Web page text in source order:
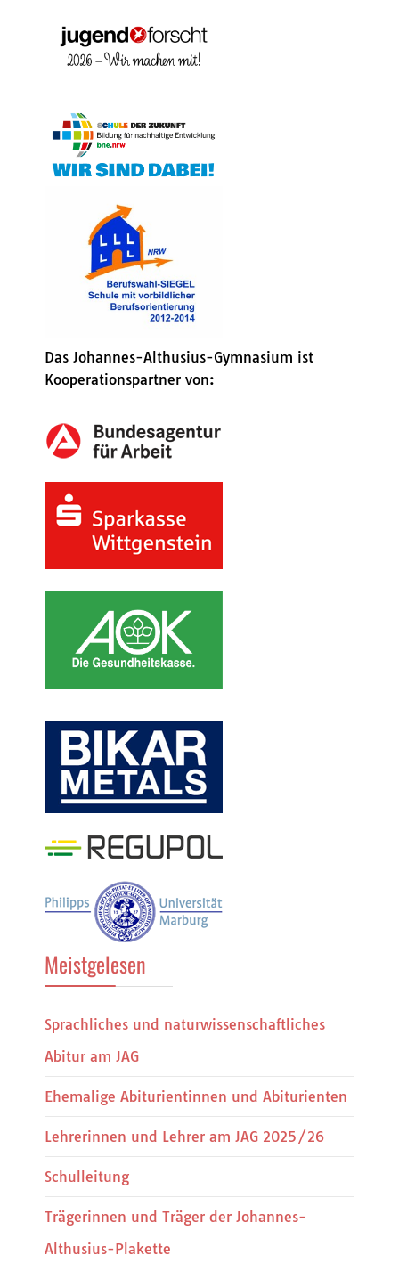
Das Johannes-Althusius-Gymnasium ist
Kooperationspartner von:
Meistgelesen
Sprachliches und naturwissenschaftliches
Abitur am JAG
Ehemalige Abiturientinnen und Abiturienten
Lehrerinnen und Lehrer am JAG 2025/26
Schulleitung
Trägerinnen und Träger der Johannes-
Althusius-Plakette